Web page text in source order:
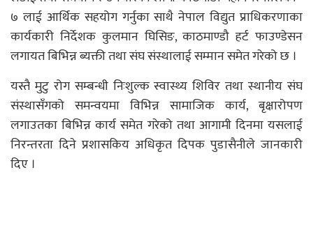
७ लाई आर्थिक सहयोग गर्नुका साथै नेपाल विद्युत प्राधिकरणाका
कार्यकारी निर्देशक कुलमान घिसिङ, काठमाण्डौ हर्ट फाउण्डेसन
लगायत बिभिन्न ब्यक्ती तथा संघ संस्थालाई सम्मान समेत गरेको छ ।
यस्तै मुटु रोग सम्बन्धी निःशुल्क स्वास्थ्य शिविर तथा स्थानीय संघ
संस्थासँगको समन्वयमा विभिन्न सामाजिक कार्य, बृक्षारोपण
लगाउतका बिभिन्न कार्य समेत गरेको तथा आगामी दिनमा यसलाई
निरन्तरता दिने प्रशासकिय अधिकृत दिपक पुडासैनीले जानकारी
दिए ।